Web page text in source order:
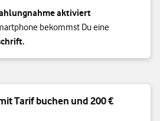
aktiviert
bekommst Du eine
Tarif buchen und 200 €